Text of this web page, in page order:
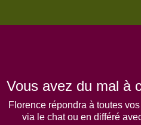
Vous avez du mal à
Florence répondra à toutes
via le chat ou en différé